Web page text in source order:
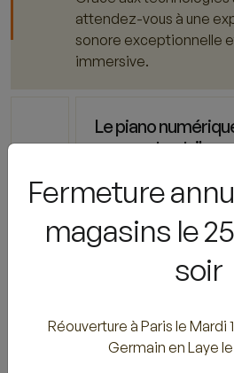
attendez-vous à une
sonore exceptionnelle
immersive.
Le piano
compact est-il
logiciels
Quelles sont les
fonctionnalités et
Fermeture
magasins le
soir
Réouverture à Paris le Mardi
Germain en Laye